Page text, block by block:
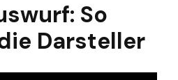
So
Darsteller